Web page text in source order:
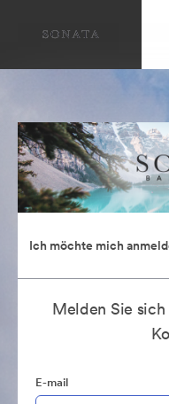
Ich möchte mich
Melden Sie
E-mail